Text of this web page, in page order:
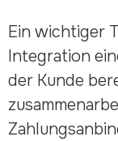
Ein wichtiger
Integration
der Kunde